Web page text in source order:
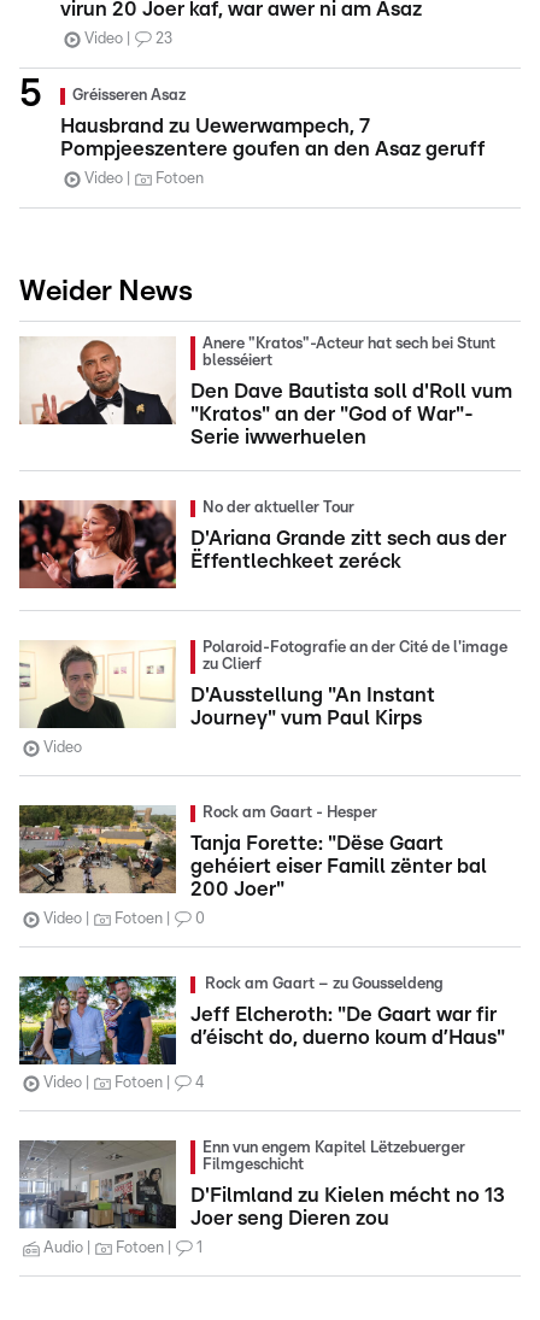
virun 20 Joer kaf, war awer ni am Asaz
Video 23
Gréisseren Asaz
Hausbrand zu Uewerwampech, 7
Pompjeeszentere goufen an den Asaz geruff
Video Fotoen
Weider News
Anere "Kratos"-Acteur hat sech bei Stunt
blesséiert
Den Dave Bautista soll d'Roll vum
"Kratos" an der "God of War"-
Serie iwwerhuelen
No der aktueller Tour
D'Ariana Grande zitt sech aus der
Ëffentlechkeet zeréck
Polaroid-Fotografie an der Cité de l'image
zu Clierf
D'Ausstellung "An Instant
Journey" vum Paul Kirps
Video
Rock am Gaart - Hesper
Tanja Forette: "Dëse Gaart
gehéiert eiser Famill zënter bal
200 Joer"
Video Fotoen 0
Rock am Gaart – zu Gousseldeng
Jeff Elcheroth: "De Gaart war fir
d’éischt do, duerno koum d’Haus"
Video Fotoen 4
Enn vun engem Kapitel Lëtzebuerger
Filmgeschicht
D'Filmland zu Kielen mécht no 13
Joer seng Dieren zou
Audio Fotoen 1